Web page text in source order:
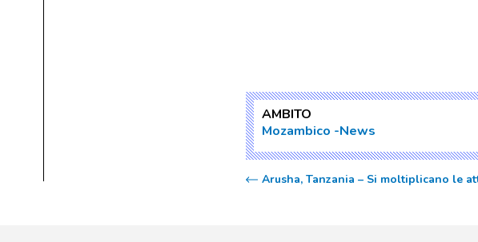
AMBITO
Mozambico News
Arusha, Tanzania – Si moltiplicano le